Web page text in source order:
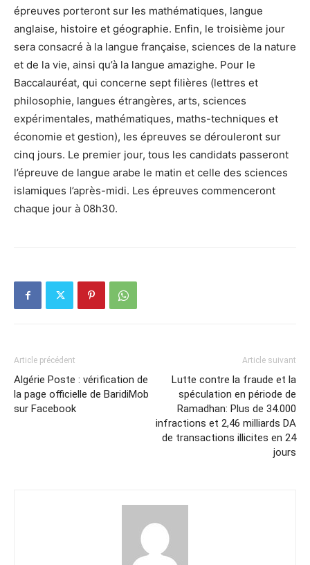
épreuves porteront sur les mathématiques, langue
anglaise, histoire et géographie. Enfin, le troisième jour
sera consacré à la langue française, sciences de la nature
et de la vie, ainsi qu’à la langue amazighe. Pour le
Baccalauréat, qui concerne sept filières (lettres et
philosophie, langues étrangères, arts, sciences
expérimentales, mathématiques, maths-techniques et
économie et gestion), les épreuves se dérouleront sur
cinq jours. Le premier jour, tous les candidats passeront
l’épreuve de langue arabe le matin et celle des sciences
islamiques l’après-midi. Les épreuves commenceront
chaque jour à 08h30.
Article précédent
Algérie Poste : vérification de
la page officielle de BaridiMob
sur Facebook
Article suivant
Lutte contre la fraude et la
spéculation en période de
Ramadhan: Plus de 34.000
infractions et 2,46 milliards DA
de transactions illicites en 24
jours